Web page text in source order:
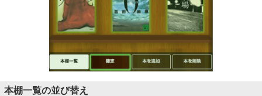
本棚一覧の並び替え